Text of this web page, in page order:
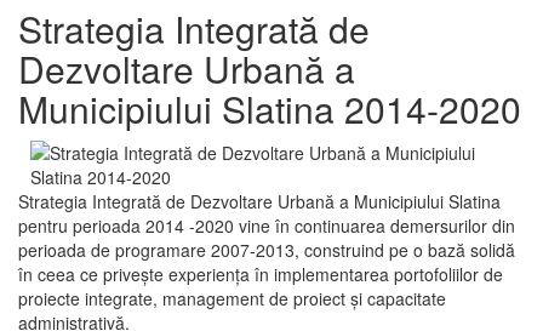
Strategia Integrată de
Dezvoltare Urbană a
Municipiului Slatina 2014-2020
Strategia Integrată de Dezvoltare Urbană a Municipiului Slatina
pentru perioada 2014 -2020 vine în continuarea demersurilor din
perioada de programare 2007-2013, construind pe o bază solidă
în ceea ce priveşte experienţa în implementarea portofoliilor de
proiecte integrate, management de proiect și capacitate
administrativă.